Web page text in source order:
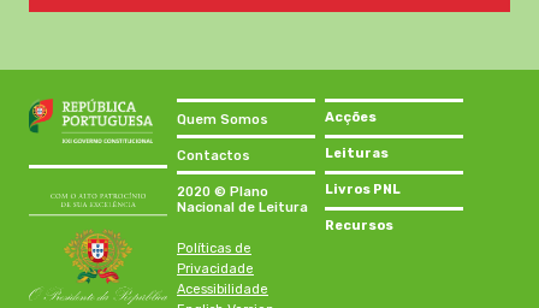
Quem Somos
Contactos
2020 © Plano
Nacional de Leitura
Políticas de
Privacidade
Acessibilidade
Acções
Leituras
Livros PNL
Recursos